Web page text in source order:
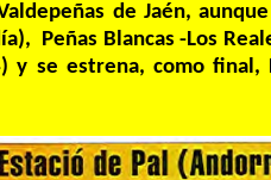
de Jaén,
Peñas Blancas -Los
y se estrena, como